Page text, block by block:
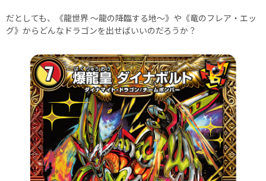
だとしても、《龍世界 ～龍の降臨する地～》や《竜のフレア・エッ
グ》からどんなドラゴンを出せばいいのだろうか？